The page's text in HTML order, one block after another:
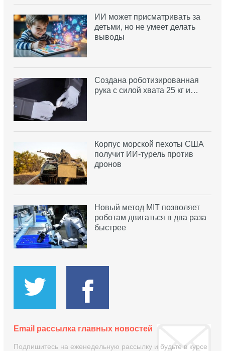
ИИ может присматривать за
детьми, но не умеет делать
выводы
Создана роботизированная
рука с силой хвата 25 кг и…
Корпус морской пехоты США
получит ИИ-турель против
дронов
Новый метод MIT позволяет
роботам двигаться в два раза
быстрее
Email рассылка главных новостей
Подпишитесь на еженедельную рассылку и будьте в курсе